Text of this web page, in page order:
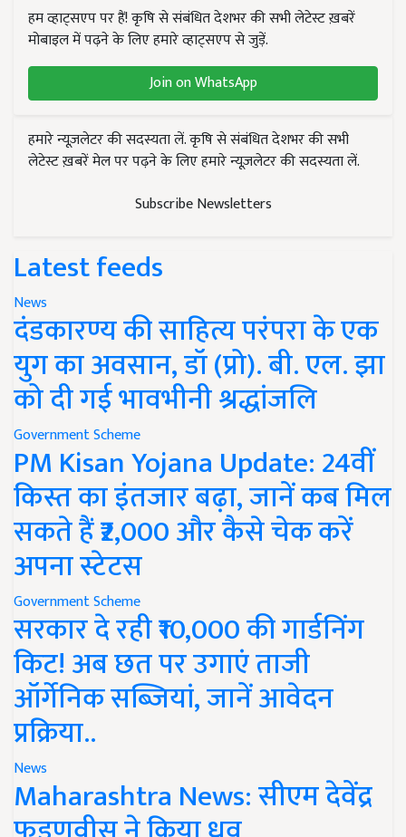
हम व्हाट्सएप पर हैं! कृषि से संबंधित देशभर की सभी लेटेस्ट ख़बरें
मोबाइल में पढ़ने के लिए हमारे व्हाट्सएप से जुड़ें.
Join on WhatsApp
हमारे न्यूज़लेटर की सदस्यता लें. कृषि से संबंधित देशभर की सभी
लेटेस्ट ख़बरें मेल पर पढ़ने के लिए हमारे न्यूज़लेटर की सदस्यता लें.
Subscribe Newsletters
Latest feeds
News
दंडकारण्य की साहित्य परंपरा के एक
युग का अवसान, डॉ (प्रो). बी. एल. झा
को दी गई भावभीनी श्रद्धांजलि
Government Scheme
PM Kisan Yojana Update: 24वीं
किस्त का इंतजार बढ़ा, जानें कब मिल
सकते हैं ₹2,000 और कैसे चेक करें
अपना स्टेटस
Government Scheme
सरकार दे रही ₹10,000 की गार्डनिंग
किट! अब छत पर उगाएं ताजी
ऑर्गेनिक सब्जियां, जानें आवेदन
प्रक्रिया..
News
Maharashtra News: सीएम देवेंद्र